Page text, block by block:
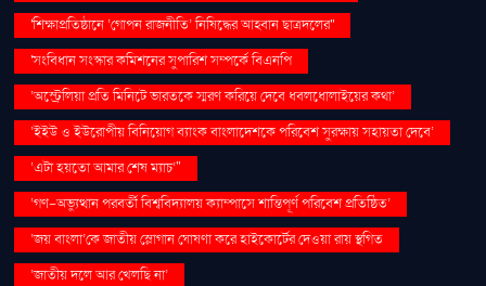
'শিক্ষাপ্রতিষ্ঠানে ‘গোপন রাজনীতি’ নিষিদ্ধের আহ্বান ছাত্রদলের''
'সংবিধান সংস্কার কমিশনের সুপারিশ সম্পর্কে বিএনপি
‘অস্ট্রেলিয়া প্রতি মিনিটে ভারতকে স্মরণ করিয়ে দেবে ধবলধোলাইয়ের কথা’
‘ইইউ ও ইউরোপীয় বিনিয়োগ ব্যাংক বাংলাদেশকে পরিবেশ সুরক্ষায় সহায়তা দেবে’
‘এটা হয়তো আমার শেষ ম্যাচ’"
‘গণ–অভ্যুত্থান পরবর্তী বিশ্ববিদ্যালয় ক্যাম্পাসে শান্তিপূর্ণ পরিবেশ প্রতিষ্ঠিত’
‘জয় বাংলা’কে জাতীয় স্লোগান ঘোষণা করে হাইকোর্টের দেওয়া রায় স্থগিত
‘জাতীয় দলে আর খেলছি না’